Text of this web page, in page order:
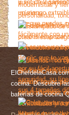
cocina. Descubre
baterías de cocina